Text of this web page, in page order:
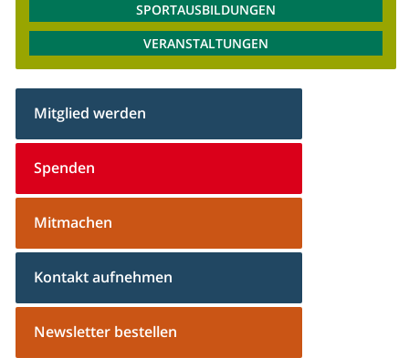
SPORTAUSBILDUNGEN
VERANSTALTUNGEN
Mitglied werden
Spenden
Mitmachen
Kontakt aufnehmen
Newsletter bestellen